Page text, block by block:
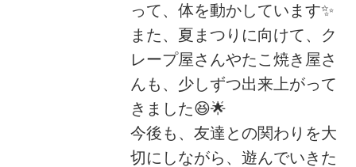
って、体を動かしています✨
また、夏まつりに向けて、ク
レープ屋さんやたこ焼き屋さ
んも、少しずつ出来上がって
きました😆🌟
今後も、友達との関わりを大
切にしながら、遊んでいきた